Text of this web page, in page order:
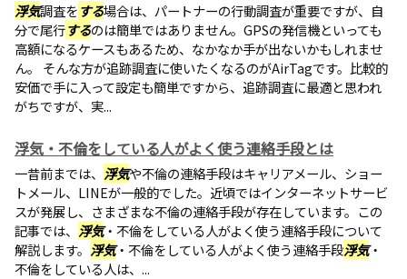
浮気調査をする場合は、パートナーの行動調査が重要ですが、自
分で尾行するのは簡単ではありません。GPSの発信機といっても
高額になるケースもあるため、なかなか手が出ないかもしれませ
ん。 そんな方が追跡調査に使いたくなるのがAirTagです。比較的
安価で手に入って設定も簡単ですから、追跡調査に最適と思われ
がちですが、実...
浮気・不倫をしている人がよく使う連絡手段とは
一昔前までは、 浮気や不倫の連絡手段はキャリアメール、ショー
トメール、LINEが一般的でした。近頃ではインターネットサービ
スが発展し、さまざまな不倫の連絡手段が存在しています。この
記事では、 浮気・不倫をしている人がよく使う連絡手段について
解説します。 浮気・不倫をしている人がよく使う連絡手段浮気・
不倫をしている人は、...